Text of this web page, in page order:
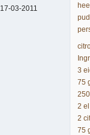
17-03-2011
3
75
2
2
75